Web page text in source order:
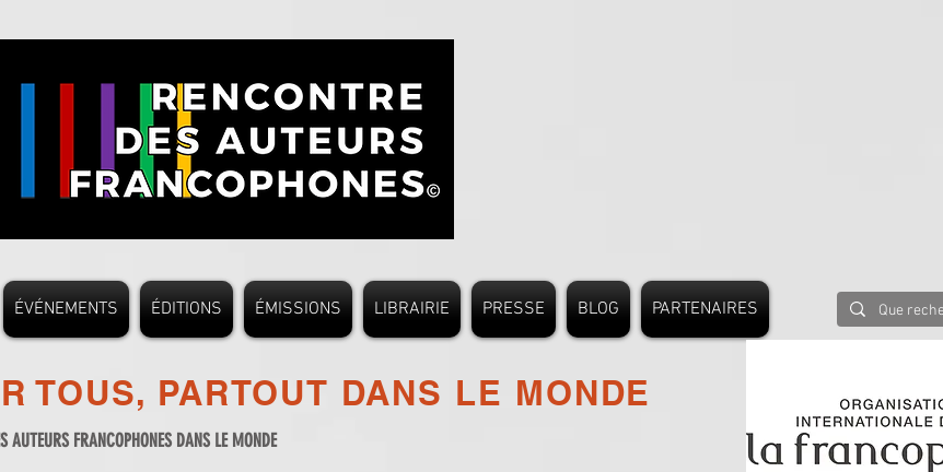
ÉVÉNEMENTS ÉDITIONS ÉMISSIONS LIBRAIRIE PRESSE BLOG PARTENAIRES
TOUS, PARTOUT DANS LE MONDE
AUTEURS FRANCOPHONES DANS LE MONDE